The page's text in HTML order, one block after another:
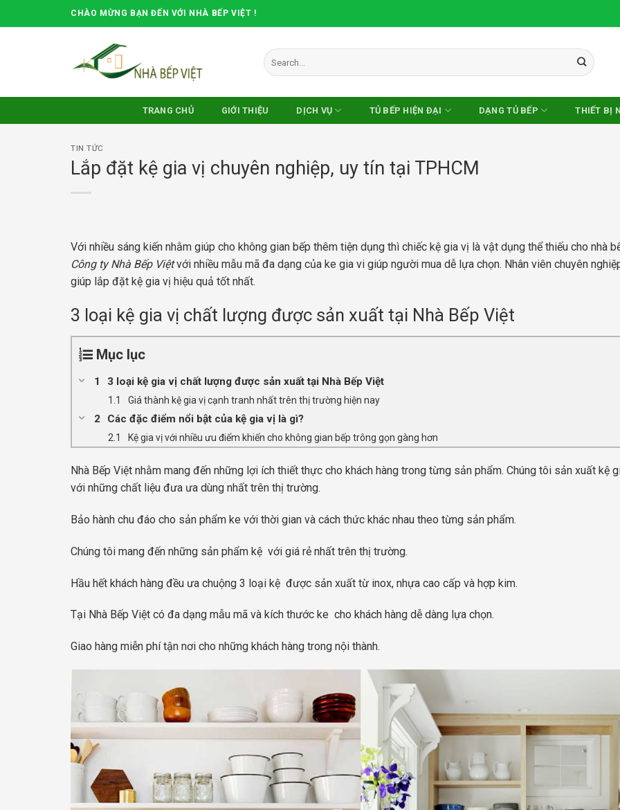
to
CHÀO MỪNG BẠN ĐẾN VỚI NHÀ BẾP VIỆT !
Search
for:
TRANG CHỦ GIỚI THIỆU DỊCH VỤ TỦ BẾP HIỆN ĐẠI DẠNG TỦ BẾP THIẾT BỊ
TIN TỨC
Lắp đặt kệ gia vị chuyên nghiệp, uy tín tại TPHCM
Với nhiều sáng kiến nhằm giúp cho không gian bếp thêm tiện dụng thì chiếc kệ gia vị là vật dụng thể thiếu cho nhà
Công ty Nhà Bếp Việtvới nhiều mẫu mã đa dạng của ke gia vi giúp người mua dễ lựa chọn. Nhân viên chuyên
giúp lắp đặt kệ gia vị hiệu quả tốt nhất.
3 loại kệ gia vị chất lượng được sản xuất tại Nhà Bếp Việt
Mục lục
3 loại kệ gia vị chất lượng được sản xuất tại Nhà Bếp Việt
Giá thành kệ gia vị cạnh tranh nhất trên thị trường hiện nay
Các đặc điểm nổi bật của kệ gia vị là gì?
Kệ gia vị với nhiều ưu điểm khiến cho không gian bếp trông gọn gàng hơn
Nhà Bếp Việt nhằm mang đến những lợi ích thiết thực cho khách hàng trong từng sản phẩm. Chúng tôi sản xuất kệ
với những chất liệu đưa ưa dùng nhất trên thị trường.
Bảo hành chu đáo cho sản phẩm ke với thời gian và cách thức khác nhau theo từng sản phẩm.
Chúng tôi mang đến những sản phẩm kệ với giá rẻ nhất trên thị trường.
Hầu hết khách hàng đều ưa chuộng 3 loại kệ được sản xuất từ inox, nhựa cao cấp và hợp kim.
Tại Nhà Bếp Việt có đa dạng mẫu mã và kích thước ke cho khách hàng dễ dàng lựa chọn.
Giao hàng miễn phí tận nơi cho những khách hàng trong nội thành.